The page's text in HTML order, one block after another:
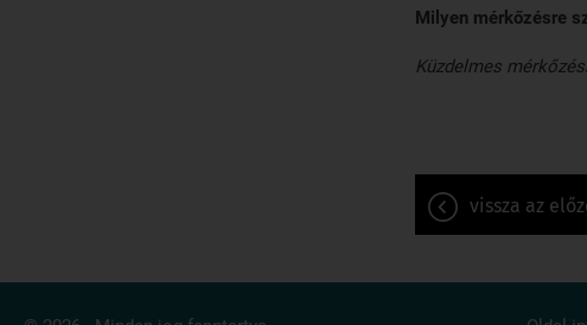
Milyen mérkőzésre
Küzdelmes
vissza az